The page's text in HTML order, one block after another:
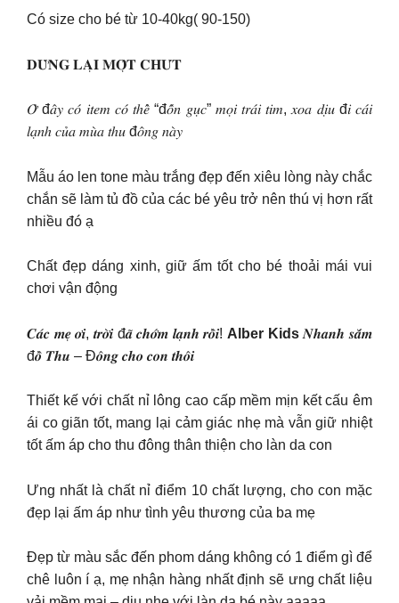
Có size cho bé từ 10-40kg( 90-150)
𝐃𝐔̛̀𝐍𝐆 𝐋𝐀̣𝐈 𝐌𝐎̣̂𝐓 𝐂𝐇𝐔́𝐓
𝑂̛̉ đ𝑎̂𝑦 𝑐𝑜́ 𝑖𝑡𝑒𝑚 𝑐𝑜́ 𝑡ℎ𝑒̂̉ “đ𝑜̂́𝑛 𝑔𝑢̣𝑐” 𝑚𝑜̣𝑖 𝑡𝑟𝑎́𝑖 𝑡𝑖𝑚, 𝑥𝑜𝑎 𝑑𝑖̣𝑢 đ𝑖 𝑐𝑎́𝑖
𝑙𝑎̣𝑛ℎ 𝑐𝑢̉𝑎 𝑚𝑢̀𝑎 𝑡ℎ𝑢 đ𝑜̂𝑛𝑔 𝑛𝑎̀𝑦
Mẫu áo len tone màu trắng đẹp đến xiêu lòng này chắc
chắn sẽ làm tủ đồ của các bé yêu trở nên thú vị hơn rất
nhiều đó ạ
Chất đẹp dáng xinh, giữ ấm tốt cho bé thoải mái vui
chơi vận động
𝑪𝒂́𝒄 𝒎𝒆̣ 𝒐̛𝒊, 𝒕𝒓𝒐̛̀𝒊 đ𝒂̃ 𝒄𝒉𝒐̛́𝒎 𝒍𝒂̣𝒏𝒉 𝒓𝒐̂̀𝒊! Alber Kids𝑵𝒉𝒂𝒏𝒉 𝒔𝒂̆́𝒎
đ𝒐̂̀ 𝑻𝒉𝒖 – Đ𝒐̂𝒏𝒈 𝒄𝒉𝒐 𝒄𝒐𝒏 𝒕𝒉𝒐̂𝒊
Thiết kế với chất nỉ lông cao cấp mềm mịn kết cấu êm
ái co giãn tốt, mang lại cảm giác nhẹ mà vẫn giữ nhiệt
tốt ấm áp cho thu đông thân thiện cho làn da con
Ưng nhất là chất nỉ điểm 10 chất lượng, cho con mặc
đẹp lại ấm áp như tình yêu thương của ba mẹ
Đẹp từ màu sắc đến phom dáng không có 1 điểm gì để
chê luôn í ạ, mẹ nhận hàng nhất định sẽ ưng chất liệu